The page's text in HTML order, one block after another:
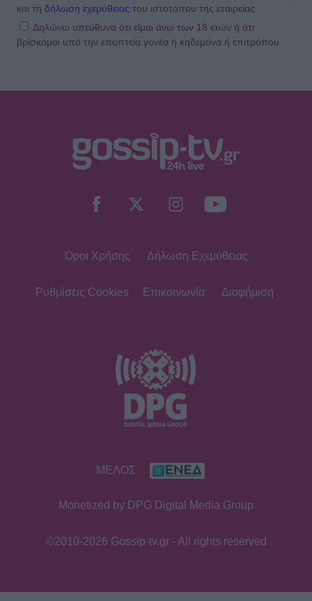
και τη δήλωση εχεμύθειας του ιστοτόπου της εταιρείας
Δηλώνω υπεύθυνα ότι είμαι άνω των 18 ετών ή ότι
βρίσκομαι υπό την εποπτεία γονέα ή κηδεμόνα ή επιτρόπου
Όροι Χρήσης Δήλωση Εχεμύθειας
Ρυθμίσεις Cookies Επικοινωνία Διαφήμιση
ΜΕΛΟΣ
Monetized by DPG Digital Media Group
©2010-2026 Gossip-tv.gr - All rights reserved